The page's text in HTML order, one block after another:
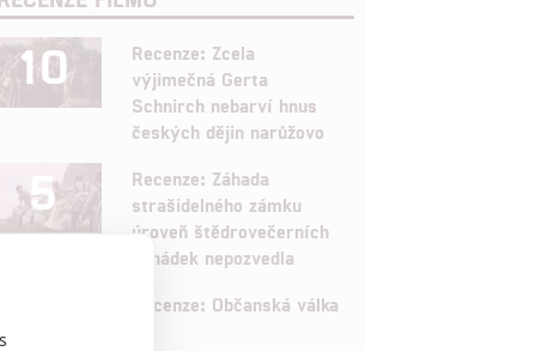
10
Recenze: Zcela
výjimečná Gerta
Schnirch nebarví hnus
českých dějin narůžovo
5
Recenze: Záhada
strašidelného zámku
úroveň štědrovečerních
pohádek nepozvedla
Recenze: Občanská válka